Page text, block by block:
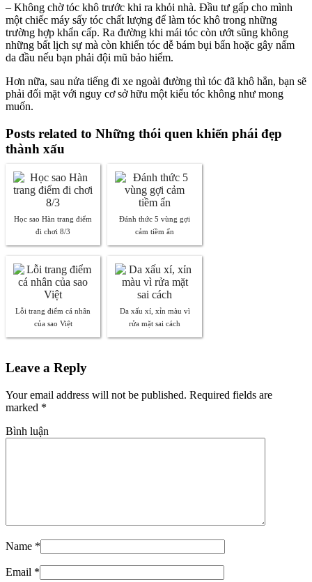
– Không chờ tóc khô trước khi ra khỏi nhà. Đầu tư gấp cho mình
một chiếc máy sấy tóc chất lượng để làm tóc khô trong những
trường hợp khẩn cấp. Ra đường khi mái tóc còn ướt sũng không
những bất lịch sự mà còn khiến tóc dễ bám bụi bẩn hoặc gây nấm
da đầu nếu bạn phải đội mũ bảo hiểm.
Hơn nữa, sau nửa tiếng đi xe ngoài đường thì tóc đã khô hẳn, bạn sẽ
phải đối mặt với nguy cơ sở hữu một kiểu tóc không như mong
muốn.
Posts related to Những thói quen khiến phái đẹp
thành xấu
Học sao Hàn trang điểm
đi chơi 8/3
Đánh thức 5 vùng gợi
cảm tiềm ẩn
Lỗi trang điểm cá nhân
của sao Việt
Da xấu xí, xỉn màu vì
rửa mặt sai cách
Leave a Reply
Your email address will not be published. Required fields are
marked *
Bình luận
Name *
Email *